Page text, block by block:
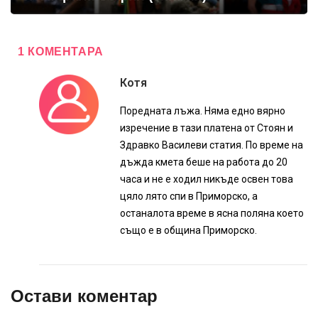
1 КОМЕНТАРА
Котя
Поредната лъжа. Няма едно вярно
изречение в тази платена от Стоян и
Здравко Василеви статия. По време на
дъжда кмета беше на работа до 20
часа и не е ходил никъде освен това
цяло лято спи в Приморско, а
останалота време в ясна поляна което
също е в община Приморско.
Остави коментар